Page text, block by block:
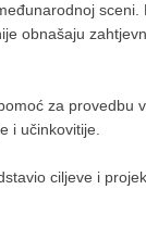
sceni.
obnašaju
za provedbu
i učinkovitije.
ciljeve i